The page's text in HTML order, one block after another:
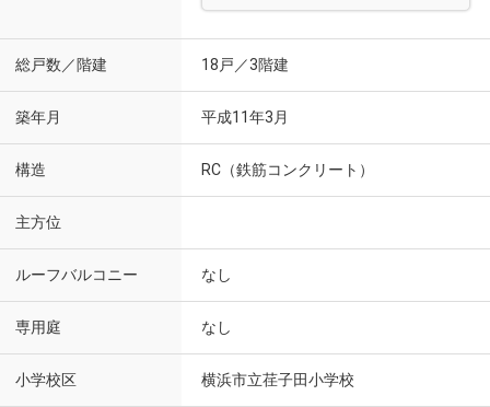
総戸数／階建 18戸／3階建
築年月 平成11年3月
構造 RC（鉄筋コンクリート）
主方位
ルーフバルコニー なし
専用庭 なし
小学校区 横浜市立荏子田小学校